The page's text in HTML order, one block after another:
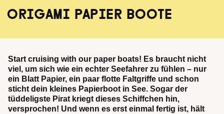
ORIGAMI PAPIER BOOTE
Start cruising with our paper boats! Es braucht nicht
viel, um sich wie ein echter Seefahrer zu fühlen – nur
ein Blatt Papier, ein paar flotte Faltgriffe und schon
sticht dein kleines Papierboot in See. Sogar der
tüddeligste Pirat kriegt dieses Schiffchen hin,
versprochen! Und wenn es erst einmal fertig ist, hält